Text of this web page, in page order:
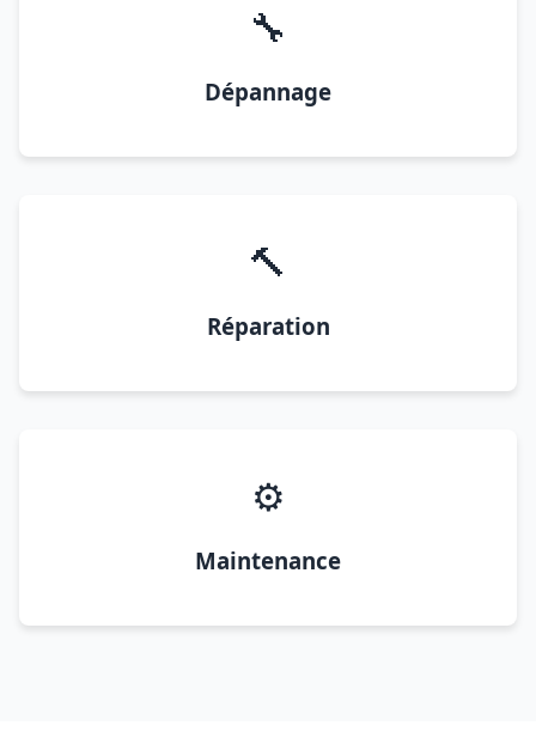
🔧
Dépannage
🔨
Réparation
⚙️
Maintenance